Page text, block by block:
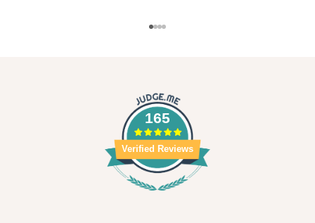
Gehe zu Element 1
Gehe zu Element 2
Gehe zu Element 3
Gehe zu Element 4
165
Verified Reviews